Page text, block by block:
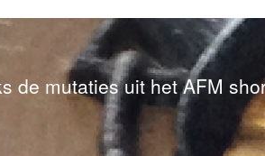
de mutaties uit het AFM